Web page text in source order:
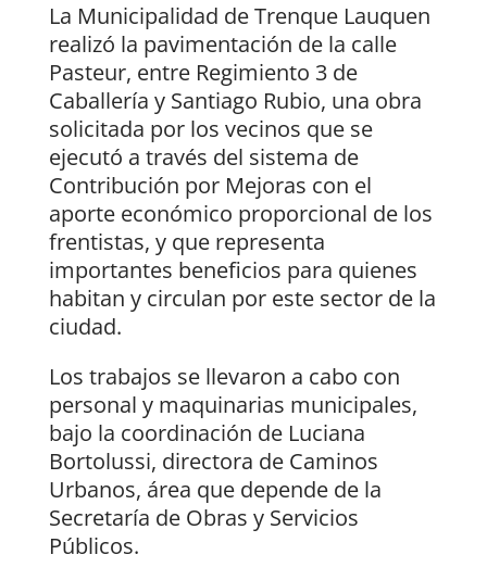
La Municipalidad de Trenque Lauquen
realizó la pavimentación de la calle
Pasteur, entre Regimiento 3 de
Caballería y Santiago Rubio, una obra
solicitada por los vecinos que se
ejecutó a través del sistema de
Contribución por Mejoras con el
aporte económico proporcional de los
frentistas, y que representa
importantes beneficios para quienes
habitan y circulan por este sector de la
ciudad.
Los trabajos se llevaron a cabo con
personal y maquinarias municipales,
bajo la coordinación de Luciana
Bortolussi, directora de Caminos
Urbanos, área que depende de la
Secretaría de Obras y Servicios
Públicos.